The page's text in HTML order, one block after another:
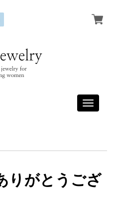
Toggle
りがとうござ